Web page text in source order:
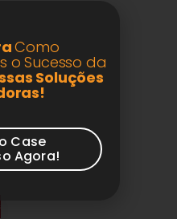
Como
o Sucesso da
Soluções
Case
Agora!